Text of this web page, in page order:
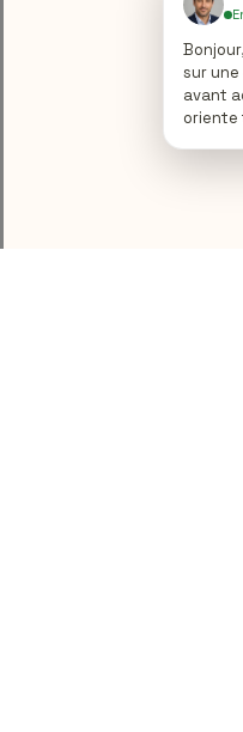
sur
avant
oriente